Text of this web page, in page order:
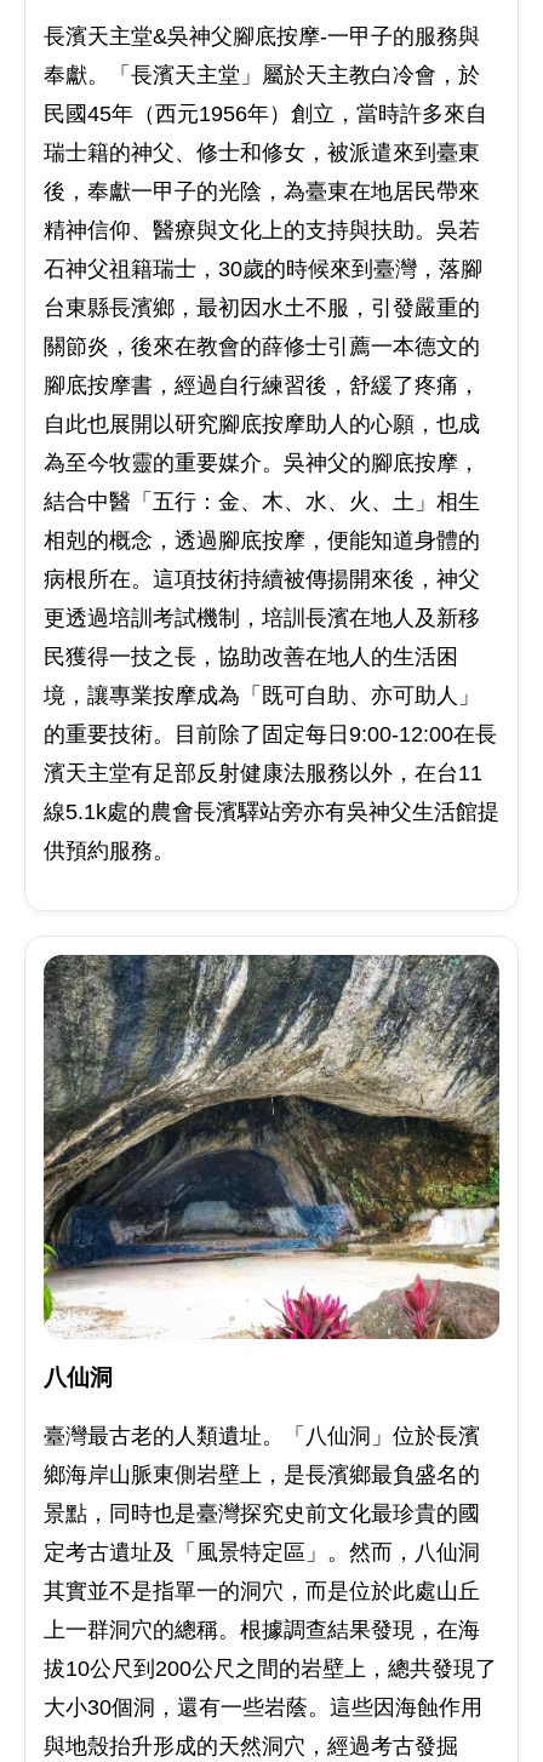
長濱天主堂&吳神父腳底按摩-一甲子的服務與
奉獻。「長濱天主堂」屬於天主教白冷會，於
民國45年（西元1956年）創立，當時許多來自
瑞士籍的神父、修士和修女，被派遣來到臺東
後，奉獻一甲子的光陰，為臺東在地居民帶來
精神信仰、醫療與文化上的支持與扶助。吳若
石神父祖籍瑞士，30歲的時候來到臺灣，落腳
台東縣長濱鄉，最初因水土不服，引發嚴重的
關節炎，後來在教會的薛修士引薦一本德文的
腳底按摩書，經過自行練習後，舒緩了疼痛，
自此也展開以研究腳底按摩助人的心願，也成
為至今牧靈的重要媒介。吳神父的腳底按摩，
結合中醫「五行：金、木、水、火、土」相生
相剋的概念，透過腳底按摩，便能知道身體的
病根所在。這項技術持續被傳揚開來後，神父
更透過培訓考試機制，培訓長濱在地人及新移
民獲得一技之長，協助改善在地人的生活困
境，讓專業按摩成為「既可自助、亦可助人」
的重要技術。目前除了固定每日9:00-12:00在長
濱天主堂有足部反射健康法服務以外，在台11
線5.1k處的農會長濱驛站旁亦有吳神父生活館提
供預約服務。
八仙洞
臺灣最古老的人類遺址。「八仙洞」位於長濱
鄉海岸山脈東側岩壁上，是長濱鄉最負盛名的
景點，同時也是臺灣探究史前文化最珍貴的國
定考古遺址及「風景特定區」。然而，八仙洞
其實並不是指單一的洞穴，而是位於此處山丘
上一群洞穴的總稱。根據調查結果發現，在海
拔10公尺到200公尺之間的岩壁上，總共發現了
大小30個洞，還有一些岩蔭。這些因海蝕作用
與地殼抬升形成的天然洞穴，經過考古發掘